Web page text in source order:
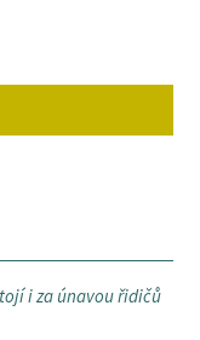
i za únavou řidičů